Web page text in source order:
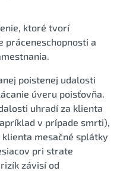
ktoré tvorí
práceneschopnosti a
poistenej udalosti
úveru poisťovňa.
uhradí za klienta
v prípade smrti),
mesačné splátky
pri strate
závisí od